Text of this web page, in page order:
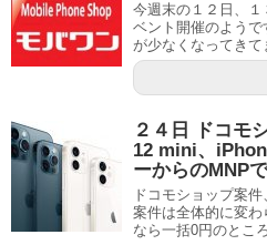
今週末の１２日、１
ベント開催のよう
が少なくなってき
２４日 ドコモ
12 mini、
ーからのMNP
ドコモショップ案
案件は全体的に変
なら一括0円のとこ